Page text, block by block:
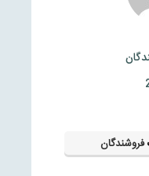
فروشندگان